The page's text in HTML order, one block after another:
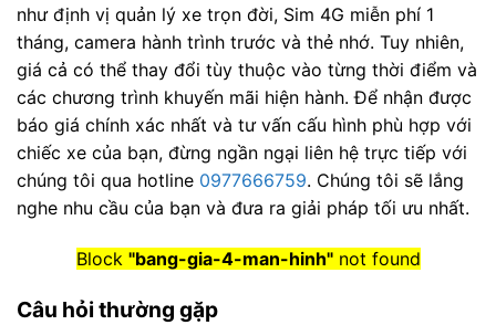
như định vị quản lý xe trọn đời, Sim 4G miễn phí 1
tháng, camera hành trình trước và thẻ nhớ. Tuy nhiên,
giá cả có thể thay đổi tùy thuộc vào từng thời điểm và
các chương trình khuyến mãi hiện hành. Để nhận được
báo giá chính xác nhất và tư vấn cấu hình phù hợp với
chiếc xe của bạn, đừng ngần ngại liên hệ trực tiếp với
chúng tôi qua hotline 0977666759. Chúng tôi sẽ lắng
nghe nhu cầu của bạn và đưa ra giải pháp tối ưu nhất.
Block "bang-gia-4-man-hinh"not found
Câu hỏi thường gặp